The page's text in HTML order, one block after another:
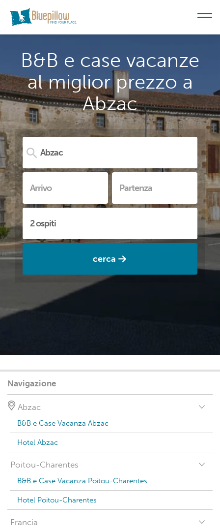
B&B e case vacanze
al miglior prezzo a
Abzac
cerca
Navigazione
Abzac
B&B e Case Vacanza Abzac
Hotel Abzac
Poitou-Charentes
B&B e Case Vacanza Poitou-Charentes
Hotel Poitou-Charentes
Francia